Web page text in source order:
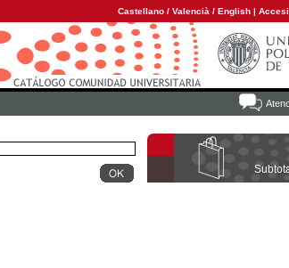
Castellano / Valencià / English |